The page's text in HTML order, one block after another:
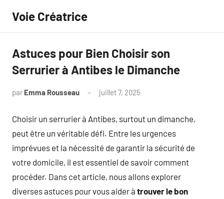
contenu
Voie Créatrice
Astuces pour Bien Choisir son
Serrurier à Antibes le Dimanche
par Emma Rousseau juillet 7, 2025
Choisir un serrurier à Antibes, surtout un dimanche,
peut être un véritable défi. Entre les urgences
imprévues et la nécessité de garantir la sécurité de
votre domicile, il est essentiel de savoir comment
procéder. Dans cet article, nous allons explorer
diverses astuces pour vous aider à trouver le bon